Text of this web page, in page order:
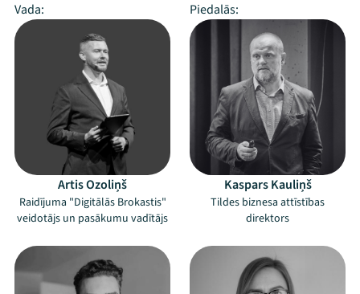
Vada:
Piedalās:
Artis Ozoliņš
Raidījuma "Digitālās Brokastis"
veidotājs un pasākumu vadītājs
Kaspars Kauliņš
Tildes biznesa attīstības
direktors